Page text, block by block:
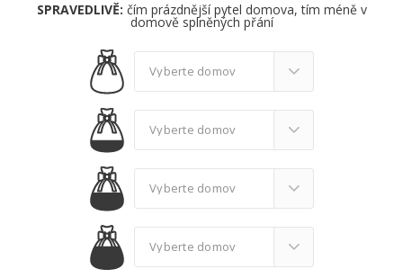
SPRAVEDLIVĚ: čím prázdnější pytel domova, tím méně v
domově splněných přání